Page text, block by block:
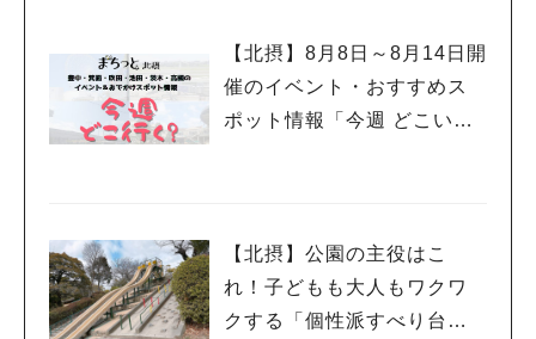
【北摂】8月8日～8月14日開
催のイベント・おすすめス
ポット情報「今週 どこい
【北摂】公園の主役はこ
れ！子どもも大人もワクワ
クする「個性派すべり台」